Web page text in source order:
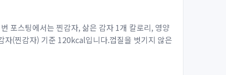
포스팅에서는 찐감자, 삶은 감자 1개 칼로리, 영양
(찐감자) 기준 120kcal입니다.껍질을 벗기지 않은